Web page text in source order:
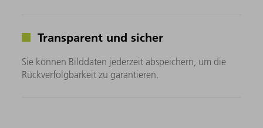
Transparent und sicher
Sie können Bilddaten jederzeit abspeichern, um die
Rückverfolgbarkeit zu garantieren.